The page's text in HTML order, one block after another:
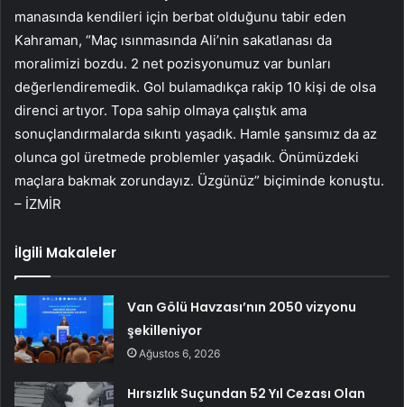
manasında kendileri için berbat olduğunu tabir eden
Kahraman, “Maç ısınmasında Ali’nin sakatlanası da
moralimizi bozdu. 2 net pozisyonumuz var bunları
değerlendiremedik. Gol bulamadıkça rakip 10 kişi de olsa
direnci artıyor. Topa sahip olmaya çalıştık ama
sonuçlandırmalarda sıkıntı yaşadık. Hamle şansımız da az
olunca gol üretmede problemler yaşadık. Önümüzdeki
maçlara bakmak zorundayız. Üzgünüz” biçiminde konuştu.
– İZMİR
İlgili Makaleler
Van Gölü Havzası’nın 2050 vizyonu
şekilleniyor
Ağustos 6, 2026
Hırsızlık Suçundan 52 Yıl Cezası Olan